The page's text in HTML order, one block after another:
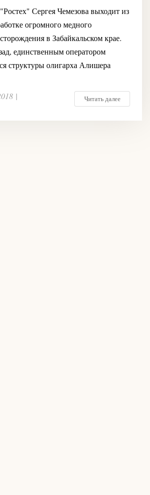
Сергея Чемезова выходит из
огромного медного
в Забайкальском крае.
единственным оператором
структуры олигарха Алишера
Читать далее
|